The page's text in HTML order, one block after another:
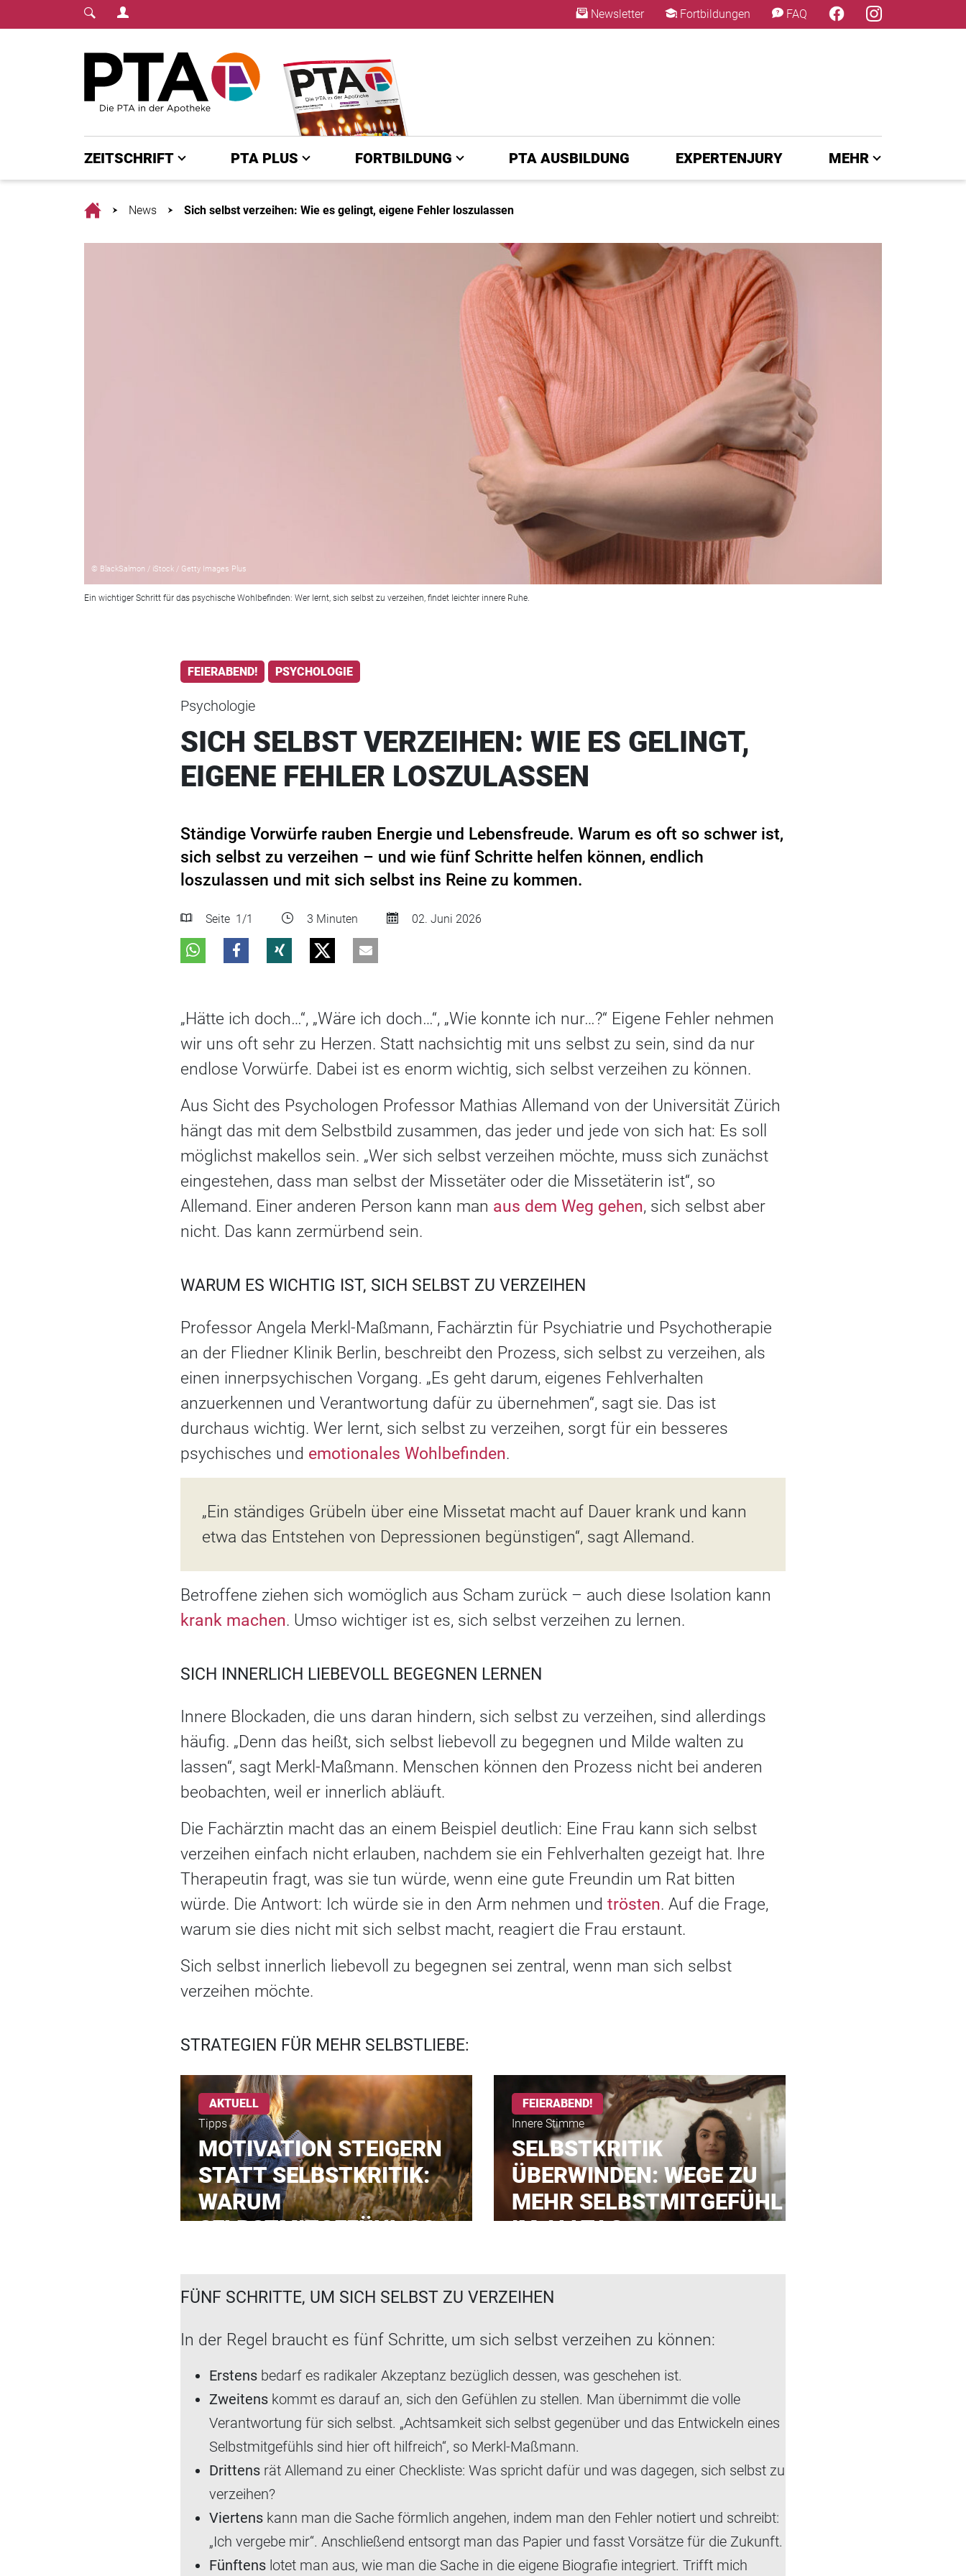
Login Menu Newsletter Fortbildungen FAQ
ZEITSCHRIFT PTA PLUS FORTBILDUNG PTA AUSBILDUNG EXPERTENJURY MEHR
HomeNews Sich selbst verzeihen: Wie es gelingt, eigene Fehler loszulassen
© BlackSalmon / iStock / Getty Images Plus
Ein wichtiger Schritt für das psychische Wohlbefinden: Wer lernt, sich selbst zu verzeihen, findet leichter innere Ruhe.
FEIERABEND! PSYCHOLOGIE
Psychologie
SICH SELBST VERZEIHEN: WIE ES GELINGT,
EIGENE FEHLER LOSZULASSEN
Ständige Vorwürfe rauben Energie und Lebensfreude. Warum es oft so schwer ist,
sich selbst zu verzeihen – und wie fünf Schritte helfen können, endlich
loszulassen und mit sich selbst ins Reine zu kommen.
Seite 1 /1 3 Minuten 02. Juni 2026
„Hätte ich doch…“, „Wäre ich doch…“, „Wie konnte ich nur…?“ Eigene Fehler nehmen
wir uns oft sehr zu Herzen. Statt nachsichtig mit uns selbst zu sein, sind da nur
endlose Vorwürfe. Dabei ist es enorm wichtig, sich selbst verzeihen zu können.
Aus Sicht des Psychologen Professor Mathias Allemand von der Universität Zürich
hängt das mit dem Selbstbild zusammen, das jeder und jede von sich hat: Es soll
möglichst makellos sein. „Wer sich selbst verzeihen möchte, muss sich zunächst
eingestehen, dass man selbst der Missetäter oder die Missetäterin ist“, so
Allemand. Einer anderen Person kann man aus dem Weg gehen, sich selbst aber
nicht. Das kann zermürbend sein.
WARUM ES WICHTIG IST, SICH SELBST ZU VERZEIHEN
Professor Angela Merkl-Maßmann, Fachärztin für Psychiatrie und Psychotherapie
an der Fliedner Klinik Berlin, beschreibt den Prozess, sich selbst zu verzeihen, als
einen innerpsychischen Vorgang. „Es geht darum, eigenes Fehlverhalten
anzuerkennen und Verantwortung dafür zu übernehmen“, sagt sie. Das ist
durchaus wichtig. Wer lernt, sich selbst zu verzeihen, sorgt für ein besseres
psychisches und emotionales Wohlbefinden.
„Ein ständiges Grübeln über eine Missetat macht auf Dauer krank und kann
etwa das Entstehen von Depressionen begünstigen“, sagt Allemand.
Betroffene ziehen sich womöglich aus Scham zurück – auch diese Isolation kann
krank machen. Umso wichtiger ist es, sich selbst verzeihen zu lernen.
SICH INNERLICH LIEBEVOLL BEGEGNEN LERNEN
Innere Blockaden, die uns daran hindern, sich selbst zu verzeihen, sind allerdings
häufig. „Denn das heißt, sich selbst liebevoll zu begegnen und Milde walten zu
lassen“, sagt Merkl-Maßmann. Menschen können den Prozess nicht bei anderen
beobachten, weil er innerlich abläuft.
Die Fachärztin macht das an einem Beispiel deutlich: Eine Frau kann sich selbst
verzeihen einfach nicht erlauben, nachdem sie ein Fehlverhalten gezeigt hat. Ihre
Therapeutin fragt, was sie tun würde, wenn eine gute Freundin um Rat bitten
würde. Die Antwort: Ich würde sie in den Arm nehmen und trösten. Auf die Frage,
warum sie dies nicht mit sich selbst macht, reagiert die Frau erstaunt.
Sich selbst innerlich liebevoll zu begegnen sei zentral, wenn man sich selbst
verzeihen möchte.
STRATEGIEN FÜR MEHR SELBSTLIEBE:
AKTUELL
Tipps
MOTIVATION STEIGERN
STATT SELBSTKRITIK:
WARUM
SELBSTMITGEFÜHL SO
FEIERABEND!
Innere Stimme
SELBSTKRITIK
ÜBERWINDEN: WEGE ZU
MEHR SELBSTMITGEFÜHL
IM ALLTAG
FÜNF SCHRITTE, UM SICH SELBST ZU VERZEIHEN
In der Regel braucht es fünf Schritte, um sich selbst verzeihen zu können:
Erstens bedarf es radikaler Akzeptanz bezüglich dessen, was geschehen ist.
Zweitens kommt es darauf an, sich den Gefühlen zu stellen. Man übernimmt die volle
Verantwortung für sich selbst. „Achtsamkeit sich selbst gegenüber und das Entwickeln eines
Selbstmitgefühls sind hier oft hilfreich“, so Merkl-Maßmann.
Drittens rät Allemand zu einer Checkliste: Was spricht dafür und was dagegen, sich selbst zu
verzeihen?
Viertens kann man die Sache förmlich angehen, indem man den Fehler notiert und schreibt:
„Ich vergebe mir“. Anschließend entsorgt man das Papier und fasst Vorsätze für die Zukunft.
Fünftens lotet man aus, wie man die Sache in die eigene Biografie integriert. Trifft mich
×